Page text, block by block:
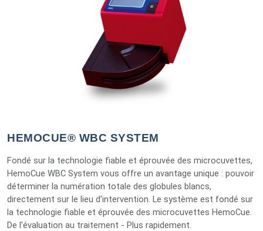
HEMOCUE® WBC SYSTEM
Fondé sur la technologie fiable et éprouvée des microcuvettes,
HemoCue WBC System vous offre un avantage unique : pouvoir
déterminer la numération totale des globules blancs,
directement sur le lieu d'intervention. Le système est fondé sur
la technologie fiable et éprouvée des microcuvettes HemoCue.
De l'évaluation au traitement - Plus rapidement.